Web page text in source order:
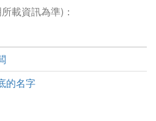
載資訊為準)：
的名字